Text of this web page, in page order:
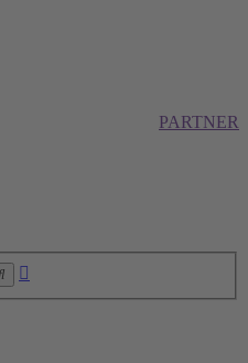
PARTNER
Suche